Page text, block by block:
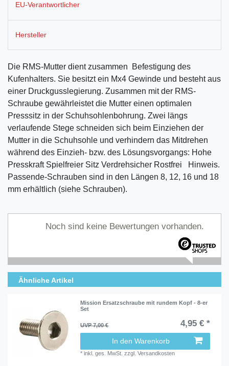
EU-Verantwortlicher
Hersteller
Die RMS-Mutter dient zusammen Befestigung des
Kufenhalters. Sie besitzt ein Mx4 Gewinde und besteht aus
einer Druckgusslegierung. Zusammen mit der RMS-
Schraube gewährleistet die Mutter einen optimalen
Presssitz in der Schuhsohlenbohrung. Zwei längs
verlaufende Stege schneiden sich beim Einziehen der
Mutter in die Schuhsohle und verhindern das Mitdrehen
während des Einzieh- bzw. des Lösungsvorgangs: Hohe
Presskraft Spielfreier Sitz Verdrehsicher Rostfrei Hinweis.
Passende-Schrauben sind in den Längen 8, 12, 16 und 18
mm erhältlich (siehe Schrauben).
Noch sind keine Bewertungen vorhanden.
Ähnliche Artikel
Mission Ersatzschraube mit rundem Kopf - 8-er
Set
UVP 7,00 € 4,95 € *
In den Warenkorb
*inkl. ges. MwSt. zzgl.Versandkosten